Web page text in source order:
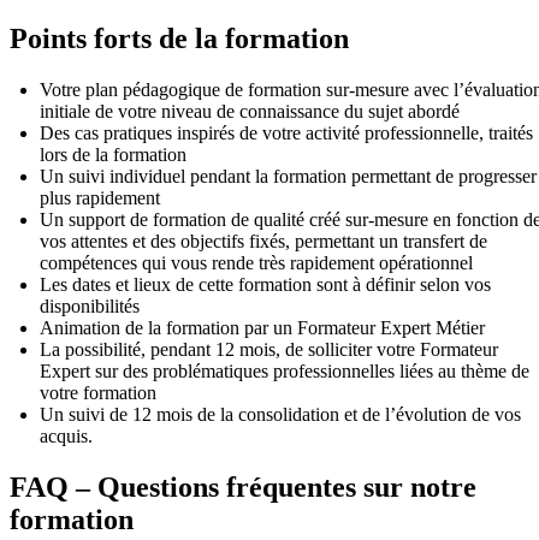
Points forts de la formation
Votre plan pédagogique de formation sur-mesure avec
initiale de votre niveau de connaissance du sujet abordé
Des cas pratiques inspirés de votre activité professionnelle, traités
lors de la formation
Un suivi individuel pendant la formation permettant de progresser
plus rapidement
Un support de formation de qualité créé sur-mesure en fonction
vos attentes et des objectifs fixés, permettant un transfert de
compétences qui vous rende très rapidement opérationnel
Les dates et lieux de cette formation sont à définir selon vos
disponibilités
Animation de la formation par un Formateur Expert Métier
La possibilité, pendant 12 mois, de solliciter votre Formateur
Expert sur des problématiques professionnelles liées au thème de
votre formation
Un suivi de 12 mois de la consolidation et de l’évolution de vos
acquis.
FAQ – Questions fréquentes sur notre
formation